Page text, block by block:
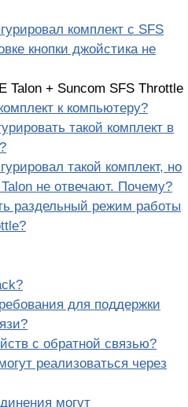
комплект с SFS
кнопки джойстика не
Talon + Suncom SFS Throttle
к компьютеру?
такой комплект в
такой комплект, но
не отвечают. Почему?
раздельный режим работы
для поддержки
с обратной связью?
реализоваться через
могут